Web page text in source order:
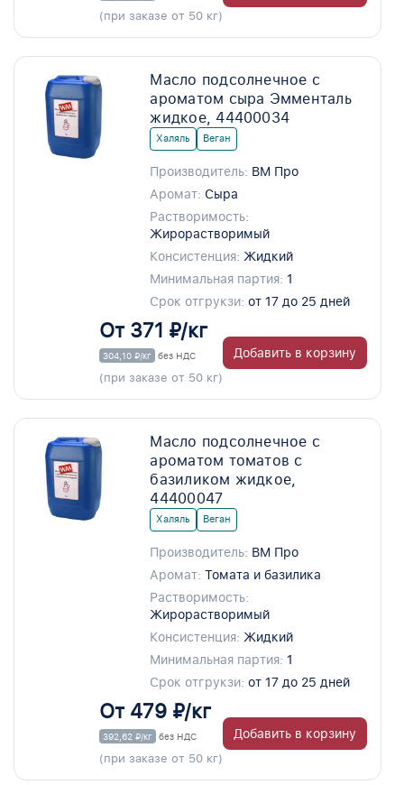
(при заказе от 50 кг)
Масло подсолнечное с
ароматом сыра Эмменталь
жидкое, 44400034
Халяль Веган
Производитель: ВМ Про
Аромат: Сыра
Растворимость:
Жирорастворимый
Консистенция: Жидкий
Минимальная партия: 1
Срок отгрукзи: от 17 до 25 дней
От 371 ₽/кг
304,10 ₽/кг без НДС
(при заказе от 50 кг)
Добавить в корзину
Масло подсолнечное с
ароматом томатов с
базиликом жидкое,
44400047
Халяль Веган
Производитель: ВМ Про
Аромат: Томата и базилика
Растворимость:
Жирорастворимый
Консистенция: Жидкий
Минимальная партия: 1
Срок отгрукзи: от 17 до 25 дней
От 479 ₽/кг
392,62 ₽/кг без НДС
(при заказе от 50 кг)
Добавить в корзину